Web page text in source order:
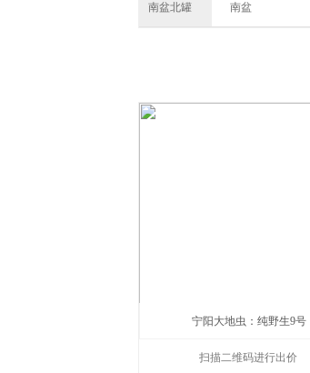
南盆北罐 南盆
宁阳大地虫：纯野生9号
扫描二维码进行出价